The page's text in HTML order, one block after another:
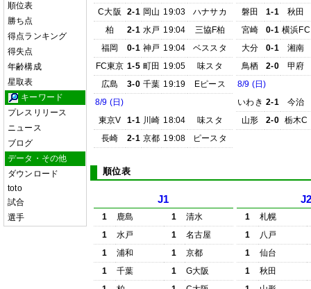
順位表
勝ち点
得点ランキング
得失点
年齢構成
星取表
キーワード
プレスリリース
ニュース
ブログ
データ・その他
ダウンロード
toto
試合
選手
C大阪
2-1 岡山 19:03
ハナサカ
柏
2-1 水戸 19:04
三協F柏
福岡
0-1 神戸 19:04
ベススタ
FC東京 1-5 町田 19:05
味スタ
広島
3-0 千葉 19:19
Eピース
8/9 (日)
東京V
1-1 川崎 18:04
味スタ
長崎
2-1 京都 19:08 ピースタ
磐田
1-1
秋田
宮崎
0-1 横浜FC
大分
0-1
湘南
鳥栖
2-0
甲府
8/9 (日)
いわき 2-1
今治
山形
2-0 栃木C
順位表
J1
1 鹿島 1
清水
1
水戸 1
名古屋
1
浦和 1
京都
1
千葉 1
G大阪
1
札幌
1
八戸
1
仙台
1
秋田